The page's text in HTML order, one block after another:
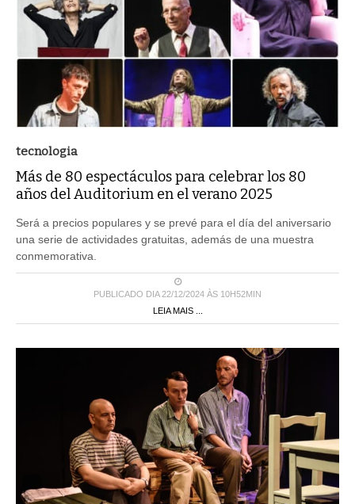
tecnologia
Más de 80 espectáculos para celebrar los 80
años del Auditorium en el verano 2025
Será a precios populares y se prevé para el día del aniversario
una serie de actividades gratuitas, además de una muestra
conmemorativa.
PUBLICADO DIA 22/12/2024 ÀS 10H52MIN
LEIA MAIS ...